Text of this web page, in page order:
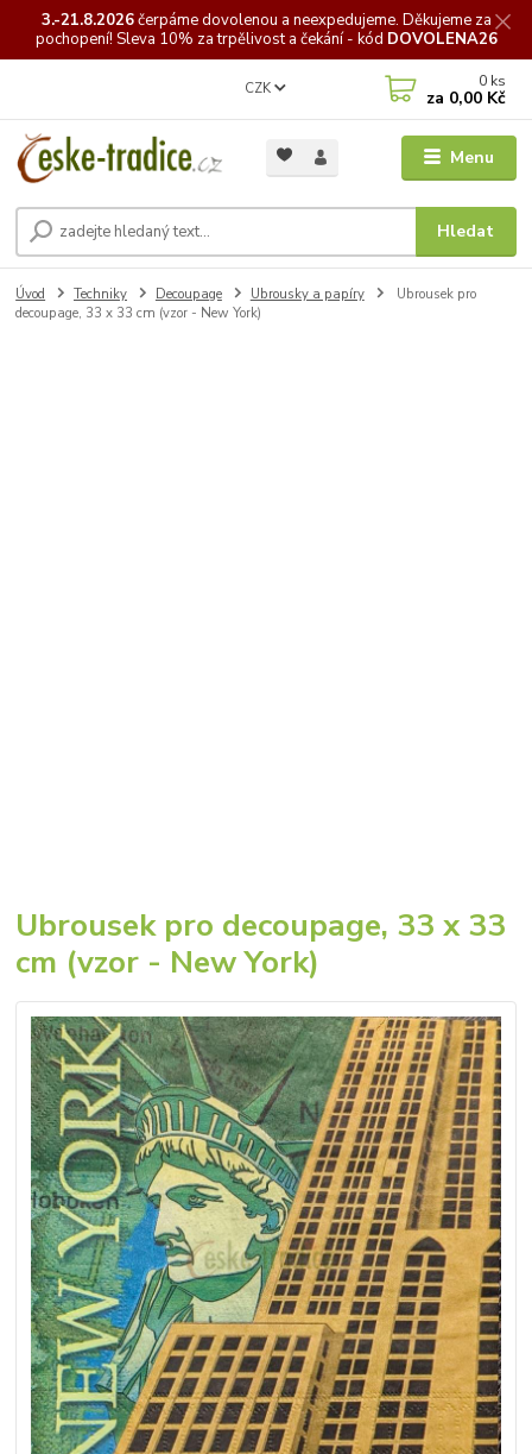
3.-21.8.2026čerpámedovolenou a neexpedujeme. Děkujeme za
pochopení! Sleva 10% za trpělivost a čekání - kód DOVOLENA26
Menu
CZK
Hledat
0 ks
za 0,00 Kč
Úvod Techniky Decoupage Ubrousky a papíry
Ubrousek pro
decoupage, 33 x 33 cm (vzor - New York)
Ubrousek pro decoupage, 33 x 33
cm (vzor - New York)